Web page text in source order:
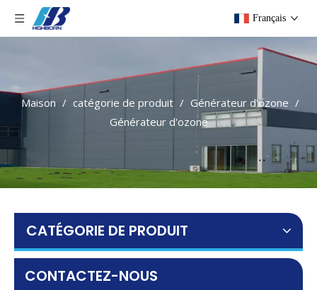
Français
Maison / catégorie de produit / Générateur d'ozone /
Générateur d'ozone
CATÉGORIE DE PRODUIT
CONTACTEZ-NOUS